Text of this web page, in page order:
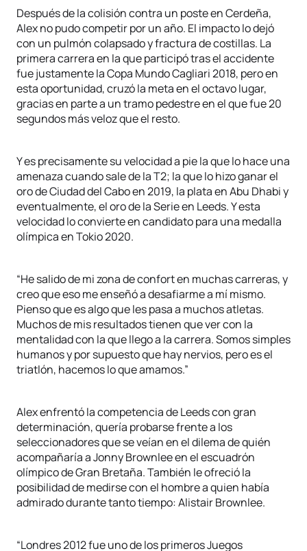
Después de la colisión contra un poste en Cerdeña,
Alex no pudo competir por un año. El impacto lo dejó
con un pulmón colapsado y fractura de costillas. La
primera carrera en la que participó tras el accidente
fue justamente la Copa Mundo Cagliari 2018, pero en
esta oportunidad, cruzó la meta en el octavo lugar,
gracias en parte a un tramo pedestre en el que fue 20
segundos más veloz que el resto.
Y es precisamente su velocidad a pie la que lo hace una
amenaza cuando sale de la T2; la que lo hizo ganar el
oro de Ciudad del Cabo en 2019, la plata en Abu Dhabi y
eventualmente, el oro de la Serie en Leeds. Y esta
velocidad lo convierte en candidato para una medalla
olímpica en Tokio 2020.
“He salido de mi zona de confort en muchas carreras, y
creo que eso me enseñó a desafiarme a mí mismo.
Pienso que es algo que les pasa a muchos atletas.
Muchos de mis resultados tienen que ver con la
mentalidad con la que llego a la carrera. Somos simples
humanos y por supuesto que hay nervios, pero es el
triatlón, hacemos lo que amamos.”
Alex enfrentó la competencia de Leeds con gran
determinación, quería probarse frente a los
seleccionadores que se veían en el dilema de quién
acompañaría a Jonny Brownlee en el escuadrón
olímpico de Gran Bretaña. También le ofreció la
posibilidad de medirse con el hombre a quien había
admirado durante tanto tiempo: Alistair Brownlee.
“Londres 2012 fue uno de los primeros Juegos